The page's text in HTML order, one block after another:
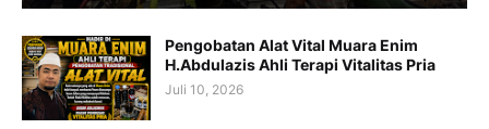
Pengobatan Alat Vital Muara Enim
H.Abdulazis Ahli Terapi Vitalitas Pria
Juli 10, 2026